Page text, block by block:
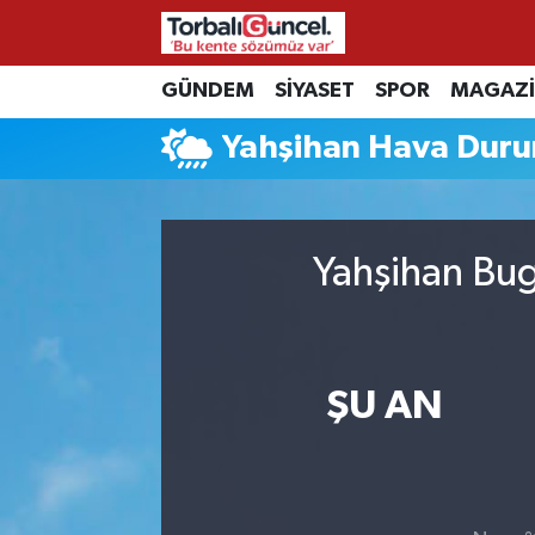
GÜNDEM SİYASET SPOR
Yahşihan Hava
Yahşihan
ŞU AN
İzmir Nöbetçi Eczaneler
İzmir Hava Durumu
İzmir Trafik Yoğunluk Haritası
Son Dakika Haberleri